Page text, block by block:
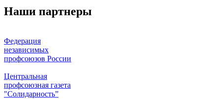
Наши партнеры
Федерация
независимых
профсоюзов России
Центральная
профсоюзная газета
"Солидарность”